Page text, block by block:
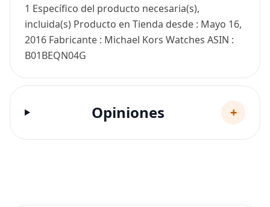
1 Específico del producto necesaria(s),
incluida(s) Producto en Tienda desde : Mayo 16,
2016 Fabricante : Michael Kors Watches ASIN :
B01BEQN04G
Opiniones +